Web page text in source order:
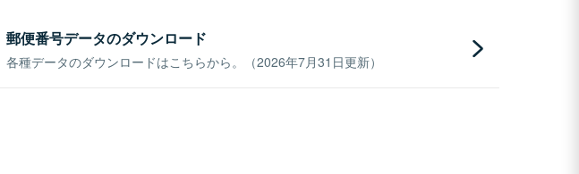
郵便番号データのダウンロード
各種データのダウンロードはこちらから。（2026年7月31日更新）